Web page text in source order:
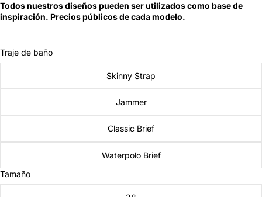
Todos nuestros diseños pueden ser utilizados como base de
inspiración. Precios públicos de cada modelo.
Traje de baño
Skinny Strap
Jammer
Classic Brief
Waterpolo Brief
Tamaño